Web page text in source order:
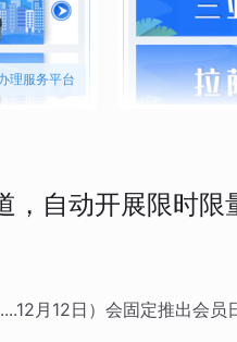
理服务平台
，自动开展限时
月12日）会固定推出会员